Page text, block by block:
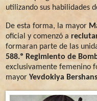
utilizando sus habilidades
De esta forma, la mayor
oficial y comenzó a
formaran parte de las
588.º Regimiento de
exclusivamente femenino
mayor Yevdokiya